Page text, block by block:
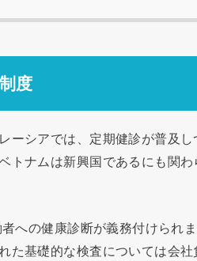
度
ーシアでは、定期健診が普及
トナムは新興国であるにも関
への健康診断が義務付けられ
た基礎的な検査については会